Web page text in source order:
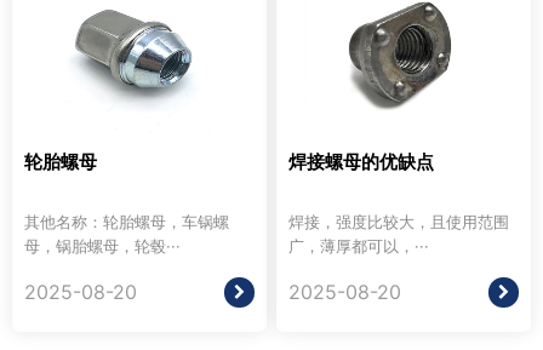
轮胎螺母
其他名称：轮胎螺母，车锅螺
母，锅胎螺母，轮毂···
2025-08-20
焊接螺母的优缺点
焊接，强度比较大，且使用范围
广，薄厚都可以，···
2025-08-20